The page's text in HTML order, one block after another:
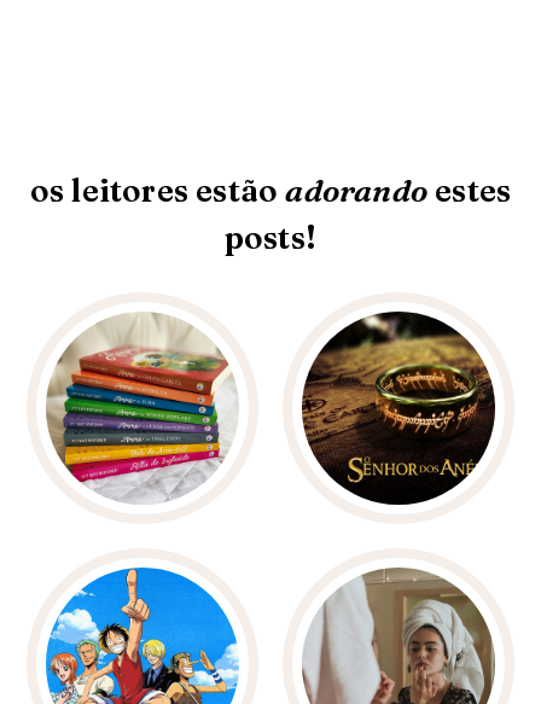
os leitores estãoadorando estes
posts!